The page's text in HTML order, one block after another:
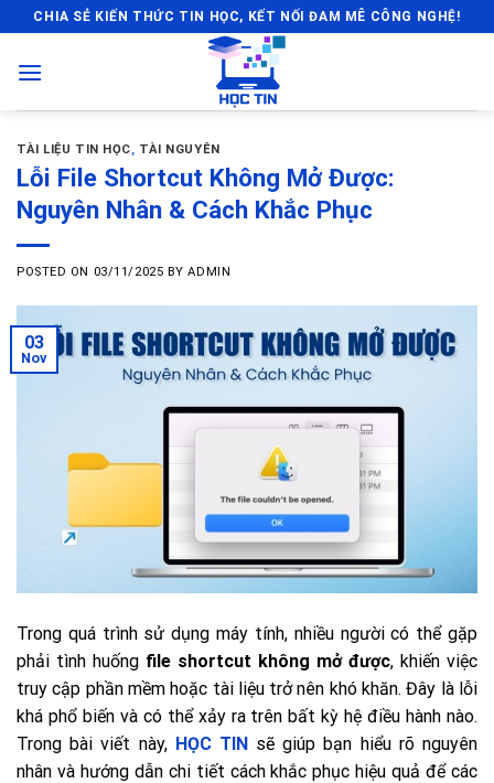
to
content
CHIA SẺ KIẾN THỨC TIN HỌC, KẾT NỐI ĐAM MÊ CÔNG NGHỆ!
TÀI LIỆU TIN HỌC, TÀI NGUYÊN
Lỗi File Shortcut Không Mở Được:
Nguyên Nhân & Cách Khắc Phục
POSTED ON 03/11/2025 BYADMIN
03
Nov
Trong quá trình sử dụng máy tính, nhiều người có thể gặp
phải tình huống file shortcut không mở được, khiến việc
truy cập phần mềm hoặc tài liệu trở nên khó khăn. Đây là lỗi
khá phổ biến và có thể xảy ra trên bất kỳ hệ điều hành nào.
Trong bài viết này, HỌC TINsẽ giúp bạn hiểu rõ nguyên
nhân và hướng dẫn chi tiết cách khắc phục hiệu quả để các